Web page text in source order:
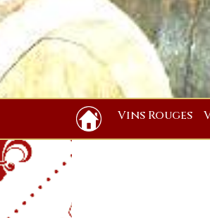
Vins Rouges